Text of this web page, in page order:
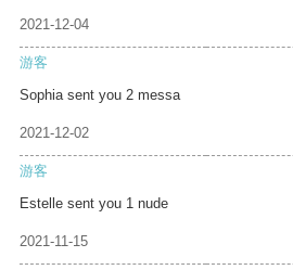
2021-12-04
游客
Sophia sent you 2 messa
2021-12-02
游客
Estelle sent you 1 nude
2021-11-15